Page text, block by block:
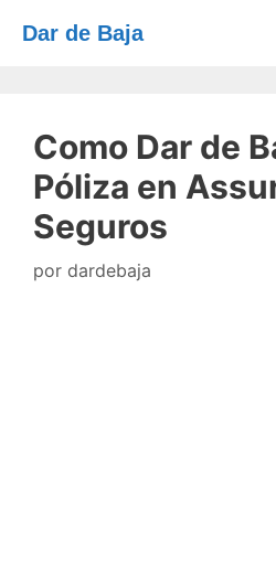
Dar de Baja
Como Dar de
Póliza en
Seguros
por dardebaja